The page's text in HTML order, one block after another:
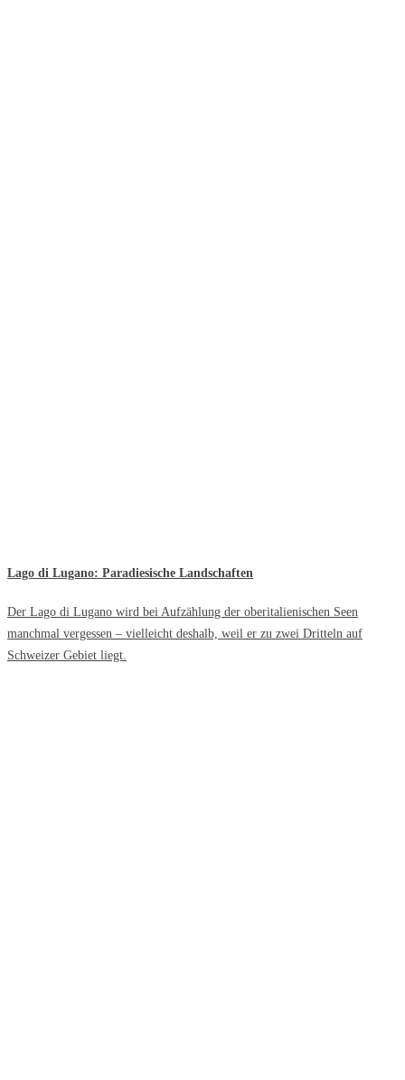
Lago di Lugano: Paradiesische Landschaften
Der Lago di Lugano wird bei Aufzählung der oberitalienischen Seen
manchmal vergessen – vielleicht deshalb, weil er zu zwei Dritteln auf
Schweizer Gebiet liegt.